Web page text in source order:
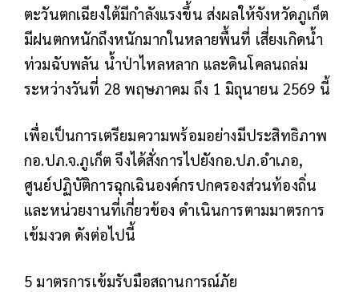
ตะวันตกเฉียงใต้มีกำลังแรงขึ้น ส่งผลให้จังหวัดภูเก็ต
มีฝนตกหนักถึงหนักมากในหลายพื้นที่ เสี่ยงเกิดน้ำ
ท่วมฉับพลัน น้ำป่าไหลหลาก และดินโคลนถล่ม
ระหว่างวันที่ 28 พฤษภาคม ถึง 1 มิถุนายน 2569 นี้
เพื่อเป็นการเตรียมความพร้อมอย่างมีประสิทธิภาพ
กอ.ปภ.จ.ภูเก็ต จึงได้สั่งการไปยังกอ.ปภ.อำเภอ,
ศูนย์ปฏิบัติการฉุกเฉินองค์กรปกครองส่วนท้องถิ่น
และหน่วยงานที่เกี่ยวข้อง ดำเนินการตามมาตรการ
เข้มงวด ดังต่อไปนี้
5 มาตรการเข้มรับมือสถานการณ์ภัย